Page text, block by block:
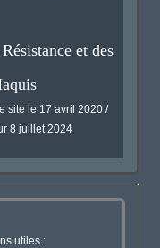
et des
site le 17 avril 2020 /
8 juillet 2024
utiles :